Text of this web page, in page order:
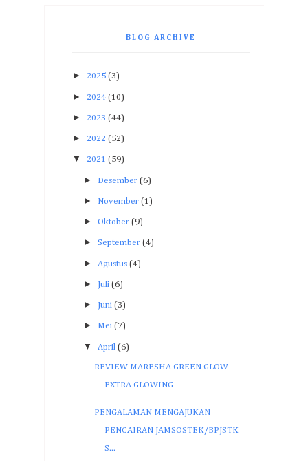
BLOG ARCHIVE
► 2025 (3)
► 2024 (10)
► 2023 (44)
► 2022 (52)
▼ 2021 (59)
► Desember (6)
► November (1)
► Oktober (9)
► September (4)
► Agustus (4)
► Juli (6)
► Juni (3)
► Mei (7)
▼ April (6)
REVIEW MARESHA GREEN GLOW
EXTRA GLOWING
PENGALAMAN MENGAJUKAN
PENCAIRAN JAMSOSTEK/BPJSTK
S...